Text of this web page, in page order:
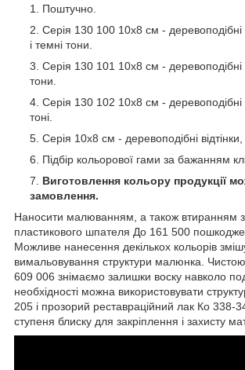
Поштучно.
Серія 130 100 10х8 см - деревоподібні
і темні тони.
Серія 130 101 10х8 см - деревоподібні
тони.
Серія 130 102 10х8 см - деревоподібні
тоні.
Серія 10х8 см - деревоподібні
Підбір кольорової гами за бажанням
Виготовлення кольору продукції
замовлення.
Наносити малюванням, а також втиранням
пластикового шпателя До 161 500
Можливе нанесення декількох кольорів
вимальовування структури малюнка.
609 006 знімаємо залишки воску навколо
необхідності можна використовувати
205 і прозорий реставраційний лак Ко 338-
ступеня блиску для закріплення і захисту